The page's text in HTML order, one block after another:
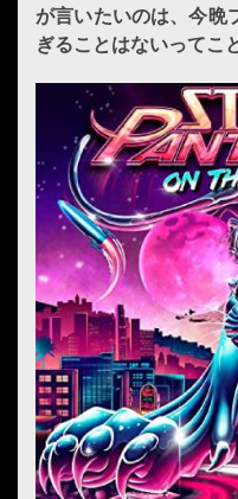
が言いたいのは、今晩
ぎることはないってこ